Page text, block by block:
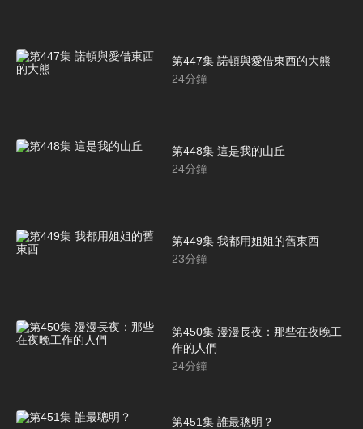
第447集 諾頓與愛借東西的大熊
24分鐘
第448集 這是我的山丘
24分鐘
第449集 我都用姐姐的舊東西
23分鐘
第450集 漫漫長夜：那些在夜晚工
作的人們
24分鐘
第451集 誰最聰明？